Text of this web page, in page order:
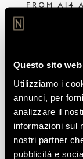
Questo sito
Utilizziamo i
annunci, per
analizzare il
informazioni sul
nostri partner
pubblicità e
FROM A14
FROM
VISIT APULIA
A